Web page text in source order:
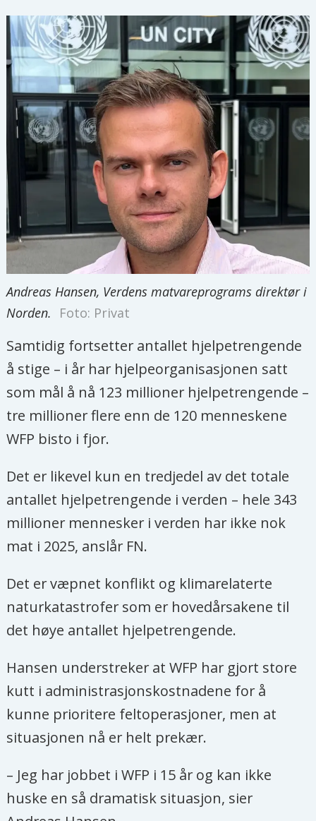
Andreas Hansen, Verdens matvareprograms direktør i
Norden.
Foto: Privat
Samtidig fortsetter antallet hjelpetrengende
å stige – i år har hjelpeorganisasjonen satt
som mål å nå 123 millioner hjelpetrengende –
tre millioner flere enn de 120 menneskene
WFP bisto i fjor.
Det er likevel kun en tredjedel av det totale
antallet hjelpetrengende i verden – hele 343
millioner mennesker i verden har ikke nok
mat i 2025, anslår FN.
Det er væpnet konflikt og klimarelaterte
naturkatastrofer som er hovedårsakene til
det høye antallet hjelpetrengende.
Hansen understreker at WFP har gjort store
kutt i administrasjonskostnadene for å
kunne prioritere feltoperasjoner, men at
situasjonen nå er helt prekær.
– Jeg har jobbet i WFP i 15 år og kan ikke
huske en så dramatisk situasjon, sier